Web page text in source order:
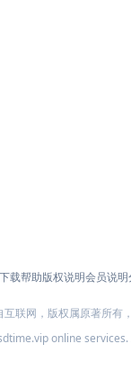
下载帮助版权说明会员说明
联网，版权属原著所有
online